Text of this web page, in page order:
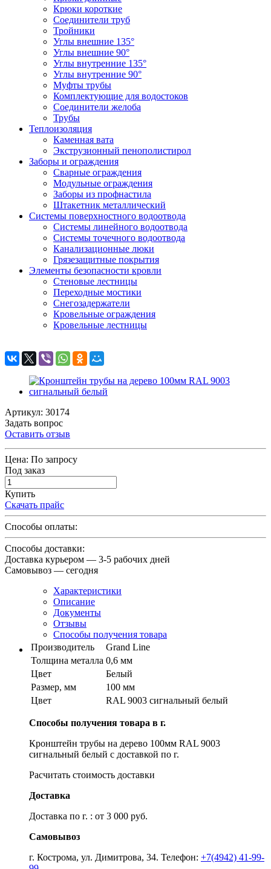
Крюки короткие
Соединители труб
Тройники
Углы внешние 135°
Углы внешние 90°
Углы внутренние 135°
Углы внутренние 90°
Муфты трубы
Комплектующие для водостоков
Соединители желоба
Трубы
Теплоизоляция
Каменная вата
Экструзионный пенополистирол
Заборы и ограждения
Сварные ограждения
Модульные ограждения
Заборы из профнастила
Штакетник металлический
Системы поверхностного водоотвода
Системы линейного водоотвода
Системы точечного водоотвода
Канализационные люки
Грязезащитные покрытия
Элементы безопасности кровли
Стеновые лестницы
Переходные мостики
Снегозадержатели
Кровельные ограждения
Кровельные лестницы
Артикул: 30174
Задать вопрос
Оставить отзыв
Цена: По запросу
Под заказ
Купить
Скачать прайс
Способы оплаты:
Способы доставки:
Доставка курьером — 3-5 рабочих дней
Самовывоз — сегодня
Характеристики
Описание
Документы
Отзывы
Способы получения товара
Производитель
Grand Line
Толщина металла 0,6 мм
Цвет
Белый
Размер, мм
100 мм
Цвет
RAL 9003 сигнальный белый
Способы получения товара в г.
Кронштейн трубы на дерево 100мм RAL 9003
сигнальный белый с доставкой по г.
Расчитать стоимость доставки
Доставка
Доставка по г. : от 3 000 руб.
Самовывоз
г. Кострома, ул. Димитрова, 34. Телефон: +7(4942) 41-99-